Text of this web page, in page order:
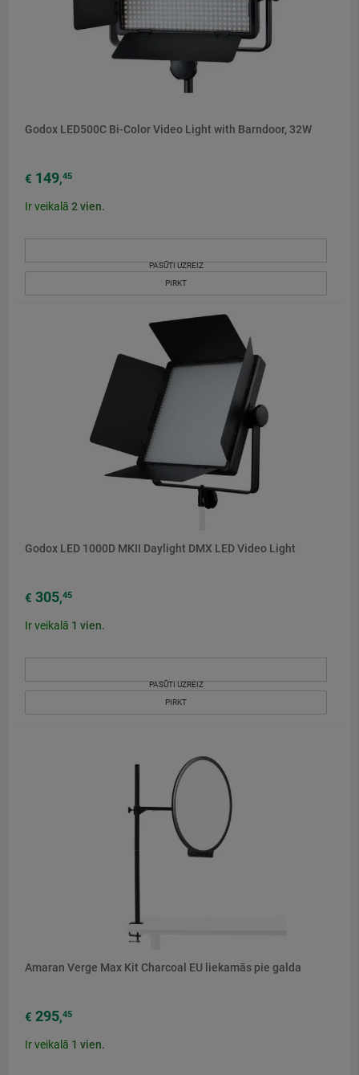
Godox LED500C Bi-Color Video Light with Barndoor, 32W
€ 149,45
Ir veikalā 2vien.
PASŪTI UZREIZ
PIRKT
Godox LED 1000D MKII Daylight DMX LED Video Light
€ 305,45
Ir veikalā 1 vien.
PASŪTI UZREIZ
PIRKT
Amaran Verge Max Kit Charcoal EU liekamās pie galda
€ 295,45
Ir veikalā 1 vien.